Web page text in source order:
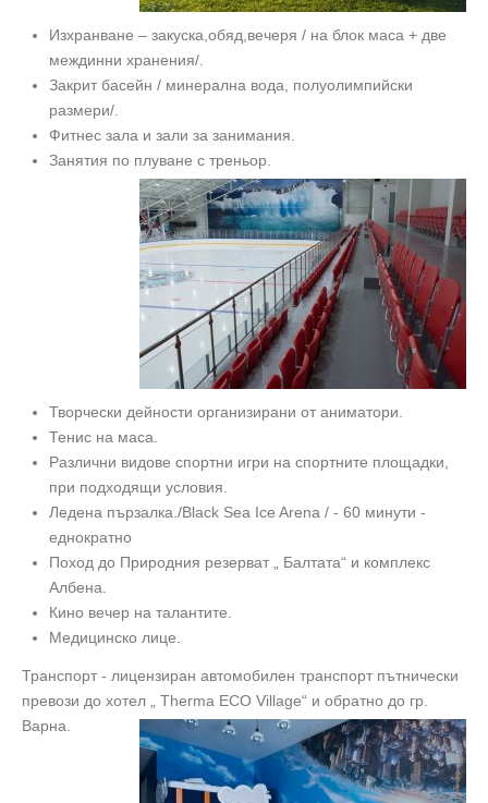
Изхранване – закуска,обяд,вечеря / на блок маса + две
междинни хранения/.
Закрит басейн / минерална вода, полуолимпийски
размери/.
Фитнес зала и зали за занимания.
Занятия по плуване с треньор.
Творчески дейности организирани от аниматори.
Тенис на маса.
Различни видове спортни игри на спортните площадки,
при подходящи условия.
Ледена пързалка./Black Sea Ice Arena / - 60 минути -
еднократно
Поход до Природния резерват „ Балтата“ и комплекс
Албена.
Кино вечер на талантите.
Медицинско лице.
Транспорт - лицензиран автомобилен транспорт пътнически
превози до хотел „ Тherma ECO Village“ и обратно до гр.
Варна.